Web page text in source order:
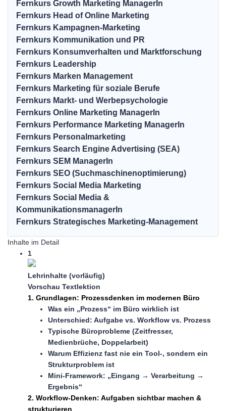
Fernkurs Growth Marketing ManagerIn
Fernkurs Head of Online Marketing
Fernkurs Kampagnen-Marketing
Fernkurs Kommunikation und PR
Fernkurs Konsumverhalten und Marktforschung
Fernkurs Leadership
Fernkurs Marken Management
Fernkurs Marketing für soziale Berufe
Fernkurs Markt- und Werbepsychologie
Fernkurs Online Marketing ManagerIn
Fernkurs Performance Marketing ManagerIn
Fernkurs Personalmarketing
Fernkurs Search Engine Advertising (SEA)
Fernkurs SEM ManagerIn
Fernkurs SEO (Suchmaschinenoptimierung)
Fernkurs Social Media Marketing
Fernkurs Social Media &
KommunikationsmanagerIn
Fernkurs Strategisches Marketing-Management
Inhalte im Detail
1
Lehrinhalte (vorläufig)
Vorschau Textlektion
1. Grundlagen: Prozessdenken im modernen Büro
Was ein „Prozess“ im Büro wirklich ist
Unterschied: Aufgabe vs. Workflow vs. Prozess
Typische Büroprobleme (Zeitfresser,
Medienbrüche, Doppelarbeit)
Warum Effizienz fast nie ein Tool-, sondern ein
Strukturproblem ist
Mini-Framework: „Eingang → Verarbeitung →
Ergebnis“
2. Workflow-Denken: Aufgaben sichtbar machen &
strukturieren